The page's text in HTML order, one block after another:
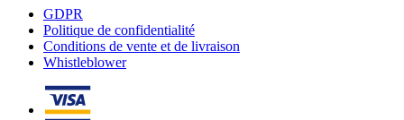
GDPR
Politique de confidentialité
Conditions de vente et de livraison
Whistleblower